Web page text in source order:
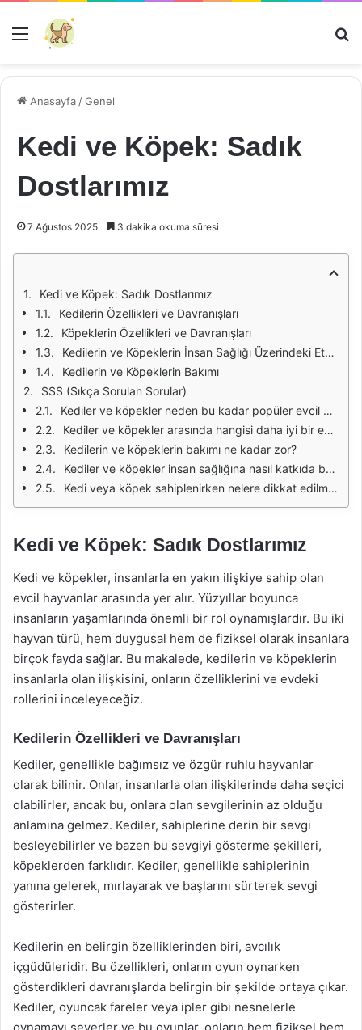
Menü
Anasayfa /Genel
Kedi ve Köpek: Sadık
Dostlarımız
7 Ağustos 2025 3 dakika okuma süresi
Kedi ve Köpek: Sadık Dostlarımız
Kedilerin Özellikleri ve Davranışları
Köpeklerin Özellikleri ve Davranışları
Kedilerin ve Köpeklerin İnsan Sağlığı Üzerindeki Etkileri
Kedilerin ve Köpeklerin Bakımı
SSS (Sıkça Sorulan Sorular)
Kediler ve köpekler neden bu kadar popüler evcil hayvanlardır?
Kediler ve köpekler arasında hangisi daha iyi bir evcil hayvandır?
Kedilerin ve köpeklerin bakımı ne kadar zor?
Kediler ve köpekler insan sağlığına nasıl katkıda bulunur?
Kedi veya köpek sahiplenirken nelere dikkat edilmelidir?
Kedi ve Köpek: Sadık Dostlarımız
Kedi ve köpekler, insanlarla en yakın ilişkiye sahip olan
evcil hayvanlar arasında yer alır. Yüzyıllar boyunca
insanların yaşamlarında önemli bir rol oynamışlardır. Bu iki
hayvan türü, hem duygusal hem de fiziksel olarak insanlara
birçok fayda sağlar. Bu makalede, kedilerin ve köpeklerin
insanlarla olan ilişkisini, onların özelliklerini ve evdeki
rollerini inceleyeceğiz.
Kedilerin Özellikleri ve Davranışları
Kediler, genellikle bağımsız ve özgür ruhlu hayvanlar
olarak bilinir. Onlar, insanlarla olan ilişkilerinde daha seçici
olabilirler, ancak bu, onlara olan sevgilerinin az olduğu
anlamına gelmez. Kediler, sahiplerine derin bir sevgi
besleyebilirler ve bazen bu sevgiyi gösterme şekilleri,
köpeklerden farklıdır. Kediler, genellikle sahiplerinin
yanına gelerek, mırlayarak ve başlarını sürterek sevgi
gösterirler.
Kedilerin en belirgin özelliklerinden biri, avcılık
içgüdüleridir. Bu özellikleri, onların oyun oynarken
gösterdikleri davranışlarda belirgin bir şekilde ortaya çıkar.
Kediler, oyuncak fareler veya ipler gibi nesnelerle